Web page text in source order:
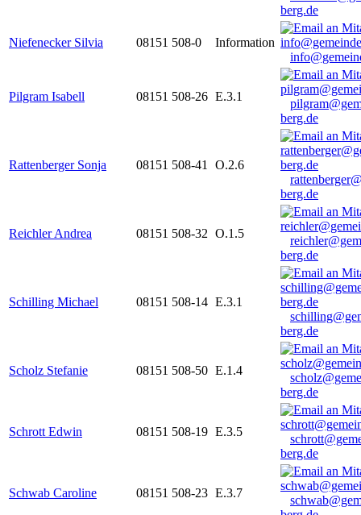
berg.de
Niefenecker Silvia 08151 508-0
Information
Pilgram Isabell 08151 508-26 E.3.1
berg.de
Rattenberger Sonja 08151 508-41
O.2.6
berg.de
Reichler Andrea 08151 508-32 O.1.5
berg.de
Schilling Michael 08151 508-14 E.3.1
berg.de
Scholz Stefanie 08151 508-50 E.1.4
berg.de
Schrott Edwin 08151 508-19 E.3.5
berg.de
Schwab Caroline 08151 508-23 E.3.7